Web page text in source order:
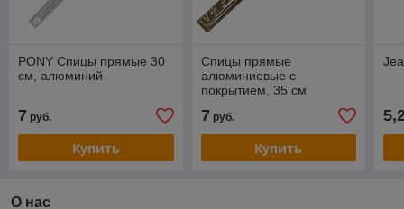
PONY Спицы прямые 30
см, алюминий
7 руб.
Купить
Спицы прямые
алюминиевые с
покрытием, 35 см
7 руб.
Купить
О нас